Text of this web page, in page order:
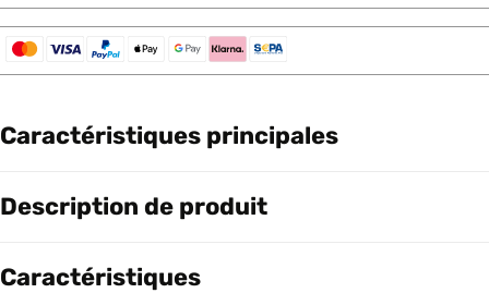
Caractéristiques principales
Description de produit
Caractéristiques